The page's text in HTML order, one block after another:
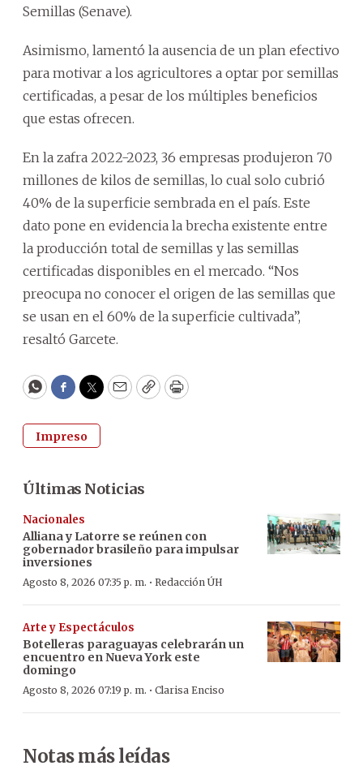
Semillas (Senave).
Asimismo, lamentó la ausencia de un plan efectivo
para motivar a los agricultores a optar por semillas
certificadas, a pesar de los múltiples beneficios
que estas ofrecen.
En la zafra 2022-2023, 36 empresas produjeron 70
millones de kilos de semillas, lo cual solo cubrió
40% de la superficie sembrada en el país. Este
dato pone en evidencia la brecha existente entre
la producción total de semillas y las semillas
certificadas disponibles en el mercado. “Nos
preocupa no conocer el origen de las semillas que
se usan en el 60% de la superficie cultivada”,
resaltó Garcete.
WhatsApp
Facebook
Twitter
EmailCopyPrint
Impreso
Últimas Noticias
Nacionales
Alliana y Latorre se reúnen con
gobernador brasileño para impulsar
inversiones
Agosto 8, 2026 07:35 p. m. · Redacción ÚH
Arte y Espectáculos
Botelleras paraguayas celebrarán un
encuentro en Nueva York este
domingo
Agosto 8, 2026 07:19 p. m. · Clarisa Enciso
Notas más leídas